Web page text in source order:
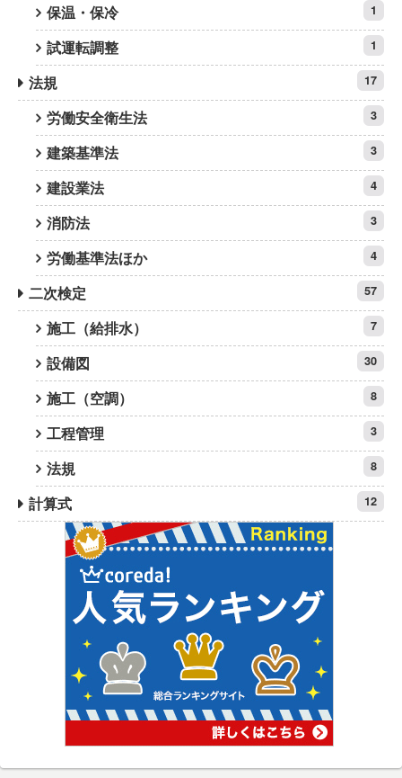
保温・保冷 1
試運転調整 1
法規 17
労働安全衛生法 3
建築基準法 3
建設業法 4
消防法 3
労働基準法ほか 4
二次検定 57
施工（給排水） 7
設備図 30
施工（空調） 8
工程管理 3
法規 8
計算式 12